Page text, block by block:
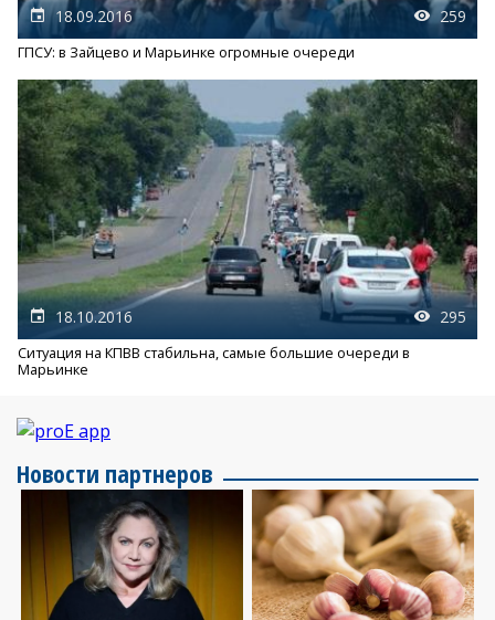
18.09.2016 259
ГПСУ: в Зайцево и Марьинке огромные очереди
18.10.2016 295
Ситуация на КПВВ стабильна, самые большие очереди в
Марьинке
Новости партнеров